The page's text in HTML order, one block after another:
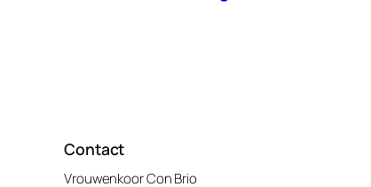
Contact
Vrouwenkoor Con Brio